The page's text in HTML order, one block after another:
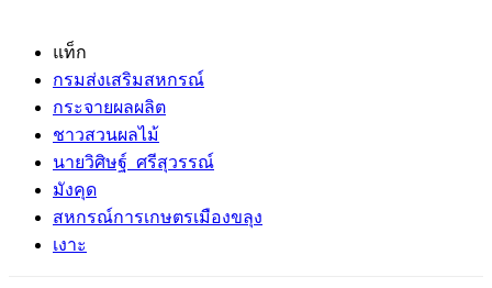
แท็ก
กรมส่งเสริมสหกรณ์
กระจายผลผลิต
ชาวสวนผลไม้
นายวิศิษฐ์ ศรีสุวรรณ์
มังคุด
สหกรณ์การเกษตรเมืองขลุง
เงาะ